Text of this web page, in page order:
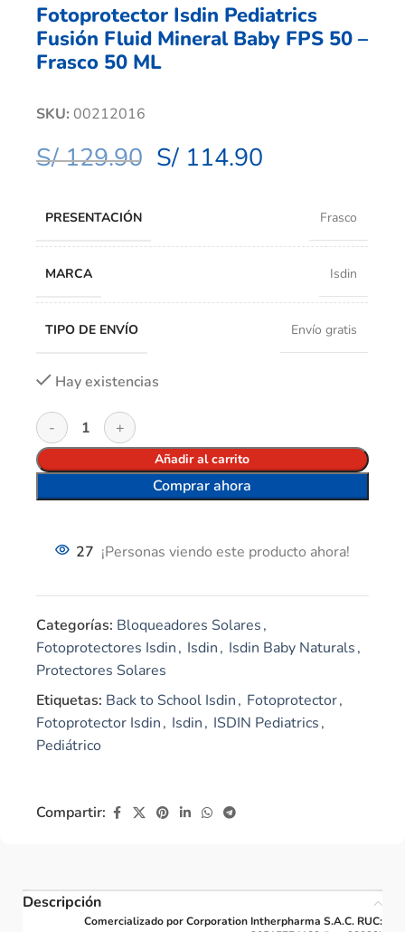
Fotoprotector Isdin Pediatrics
Fusión Fluid Mineral Baby FPS 50 –
Frasco 50 ML
SKU: 00212016
S/129.90 S/ 114.90
PRESENTACIÓN Frasco
MARCA Isdin
TIPO DE ENVÍO Envío gratis
Hay existencias
Añadir al carrito
Comprar ahora
27 ¡Personas viendo este producto ahora!
Categorías: Bloqueadores Solares,
Fotoprotectores Isdin, Isdin, Isdin Baby Naturals,
Protectores Solares
Etiquetas: Back to School Isdin, Fotoprotector,
Fotoprotector Isdin, Isdin, ISDIN Pediatrics,
Pediátrico
Compartir:
Descripción
Comercializado por Corporation Intherpharma S.A.C. RUC: